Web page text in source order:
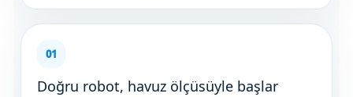
01
Doğru robot, havuz ölçüsüyle başlar